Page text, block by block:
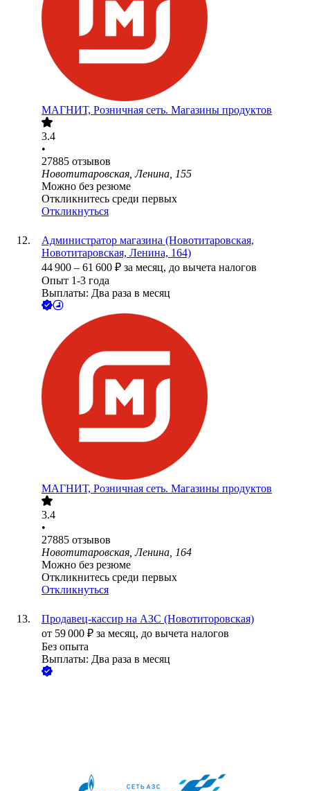
МАГНИТ, Розничная сеть. Магазины продуктов
3.4
•
27885 отзывов
Новотитаровская, Ленина, 155
Можно без резюме
Откликнитесь среди первых
Откликнуться
Администратор магазина (Новотитаровская,
Новотитаровская, Ленина, 164)
44 900 – 61 600 ₽ за месяц, до вычета налогов
Опыт 1-3 года
Выплаты: Два раза в месяц
МАГНИТ, Розничная сеть. Магазины продуктов
3.4
•
27885 отзывов
Новотитаровская, Ленина, 164
Можно без резюме
Откликнитесь среди первых
Откликнуться
Продавец-кассир на АЗС (Новотиторовская)
от 59 000 ₽ за месяц, до вычета налогов
Без опыта
Выплаты: Два раза в месяц